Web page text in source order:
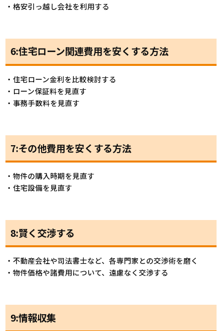
・格安引っ越し会社を利用する
6:住宅ローン関連費用を安くする方法
・住宅ローン金利を比較検討する
・ローン保証料を見直す
・事務手数料を見直す
7:その他費用を安くする方法
・物件の購入時期を見直す
・住宅設備を見直す
8:賢く交渉する
・不動産会社や司法書士など、各専門家との交渉術を磨く
・物件価格や諸費用について、遠慮なく交渉する
9:情報収集